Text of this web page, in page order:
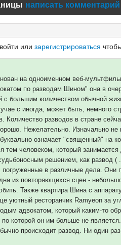
написать комментарий
или зарегистрироваться
на одноименном веб-
по разводам Шином" она в
с большим количеством обычной
с иногда, может быть,
разводов в стране
Нежелательно. Изначально
означает "священный" на
тем человеком, который
решением, как развод
в различные дела. Они
из повторяющихся сцен -
Также квартира Шина с
уютный ресторанчик Ramyeon
адвокатом, который каким-то
которой он им больше не является.
происходит развод. Ни один